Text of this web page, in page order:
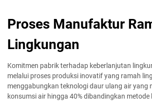
Proses Manufaktur
Lingkungan
Komitmen pabrik terhadap keberlanjutan
melalui proses produksi inovatif yang ramah
menggabungkan teknologi daur ulang air yang
konsumsi air hingga 40% dibandingkan metode